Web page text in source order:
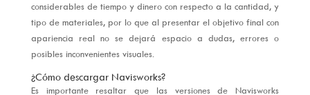
considerables de tiempo y dinero con respecto a la cantidad, y
tipo de materiales, por lo que al presentar el objetivo final con
apariencia real no se dejará espacio a dudas, errores o
posibles inconvenientes visuales.
¿Cómo descargar Navisworks?
Es importante resaltar que las versiones de Navisworks